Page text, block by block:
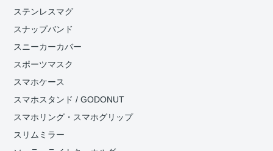
ステンレスマグ
スナップバンド
スニーカーカバー
スポーツマスク
スマホケース
スマホスタンド / GODONUT
スマホリング・スマホグリップ
スリムミラー